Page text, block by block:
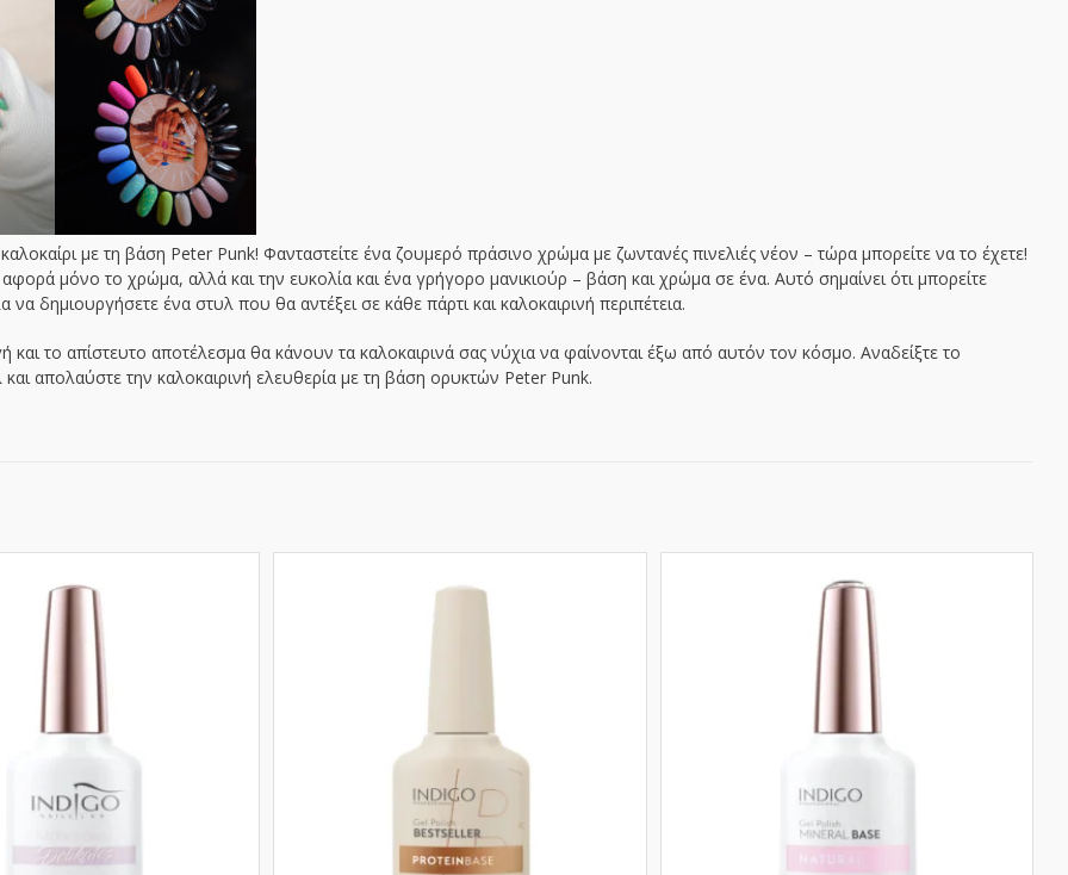
με τη βάση Peter Punk! Φανταστείτε ένα ζουμερό πράσινο χρώμα με ζωντανές πινελιές νέον – τώρα μπορείτε να το έχετε!
μόνο το χρώμα, αλλά και την ευκολία και ένα γρήγορο μανικιούρ – βάση και χρώμα σε ένα. Αυτό σημαίνει ότι μπορείτε
να δημιουργήσετε ένα στυλ που θα αντέξει σε κάθε πάρτι και καλοκαιρινή περιπέτεια.
το απίστευτο αποτέλεσμα θα κάνουν τα καλοκαιρινά σας νύχια να φαίνονται έξω από αυτόν τον κόσμο. Αναδείξτε το
απολαύστε την καλοκαιρινή ελευθερία με τη βάση ορυκτών Peter Punk.